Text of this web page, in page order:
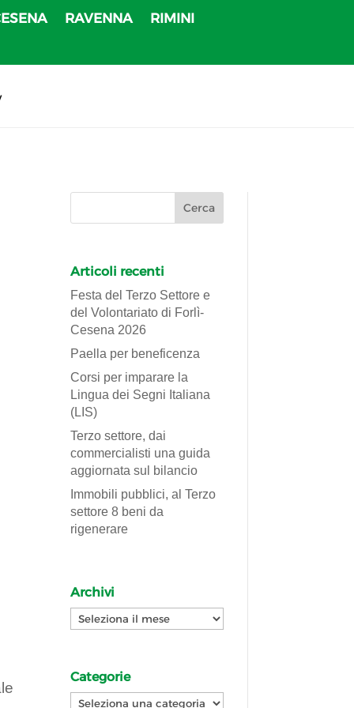
RAVENNA RIMINI
Articoli recenti
Festa del Terzo Settore e
del Volontariato di Forlì-
Cesena 2026
Paella per beneficenza
Corsi per imparare la
Lingua dei Segni Italiana
(LIS)
Terzo settore, dai
commercialisti una guida
aggiornata sul bilancio
Immobili pubblici, al Terzo
settore 8 beni da
rigenerare
Archivi
Archivi
Categorie
Categorie